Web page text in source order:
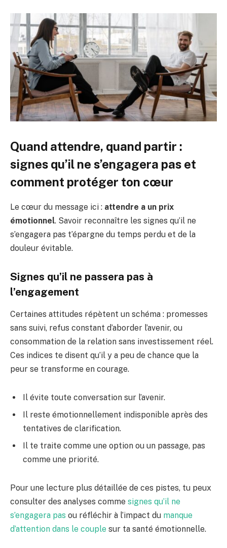
Quand attendre, quand partir :
signes qu’il ne s’engagera pas et
comment protéger ton cœur
Le cœur du message ici : attendre a un prix
émotionnel. Savoir reconnaître les signes qu’il ne
s’engagera pas t’épargne du temps perdu et de la
douleur évitable.
Signes qu’il ne passera pas à
l’engagement
Certaines attitudes répètent un schéma : promesses
sans suivi, refus constant d’aborder l’avenir, ou
consommation de la relation sans investissement réel.
Ces indices te disent qu’il y a peu de chance que la
peur se transforme en courage.
Il évite toute conversation sur l’avenir.
Il reste émotionnellement indisponible après des
tentatives de clarification.
Il te traite comme une option ou un passage, pas
comme une priorité.
Pour une lecture plus détaillée de ces pistes, tu peux
consulter des analyses comme signes qu’il ne
s’engagera pas ou réfléchir à l’impact du manque
d’attention dans le couple sur ta santé émotionnelle.